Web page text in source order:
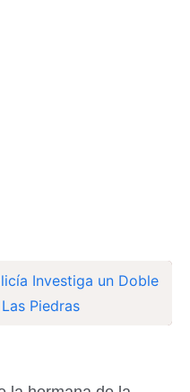
Investiga un Doble
Piedras